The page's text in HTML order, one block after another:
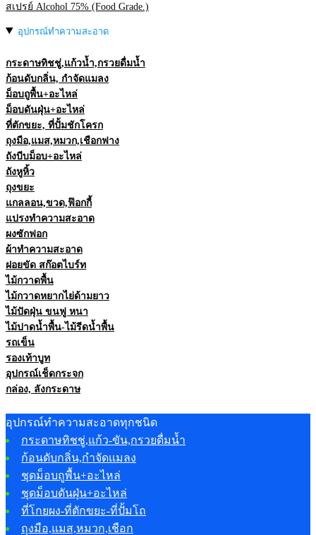
สเปรย์ Alcohol 75% (Food Grade.)
อุปกรณ์ทำความสะอาด
กระดาษทิชชู่,แก้วน้ำ,กรวยดื่มน้ำ
ก้อนดับกลิ่น, กำจัดแมลง
ม็อบถูพื้น+อะไหล่
ม็อบดันฝุ่น+อะไหล่
ที่ตักขยะ, ที่ปั้มชักโครก
ถุงมือ,แมส,หมวก,เชือกฟาง
ถังบีบม็อบ+อะไหล่
ถังหูหิ้ว
ถุงขยะ
แกลลอน,ขวด,ฟ๊อกกี้
แปรงทำความสะอาด
ผงซักฟอก
ผ้าทำความสะอาด
ฝอยขัด สก๊อตไบร์ท
ไม้กวาดพื้น
ไม้กวาดหยากไย่ด้ามยาว
ไม้ปัดฝุ่น ขนฟู หนา
ไม้ปาดน้ำพื้น-ไม้รีดน้ำพื้น
รถเข็น
รองเท้าบูท
อุปกรณ์เช็ดกระจก
กล่อง, ลังกระดาษ
อุปกรณ์ทำความสะอาดทุกชนิด
กระดาษทิชชู่,แก้ว-ขัน,กรวยดื่มน้ำ
ก้อนดับกลิ่น,กำจัดแมลง
ชุดม็อบถูพื้น+อะไหล่
ชุดม็อบดันฝุ่น+อะไหล่
ที่โกยผง-ที่ตักขยะ-ที่ปั้มโถ
ถุงมือ,แมส,หมวก,เชือก